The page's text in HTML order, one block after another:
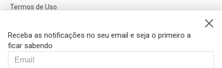
Receba as notificações no seu email e seja o primeiro a
ficar sabendo
Termos de Uso
Política de Cookies
Ajuda
FAQ